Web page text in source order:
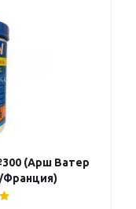
(Арш Ватер
Франция)